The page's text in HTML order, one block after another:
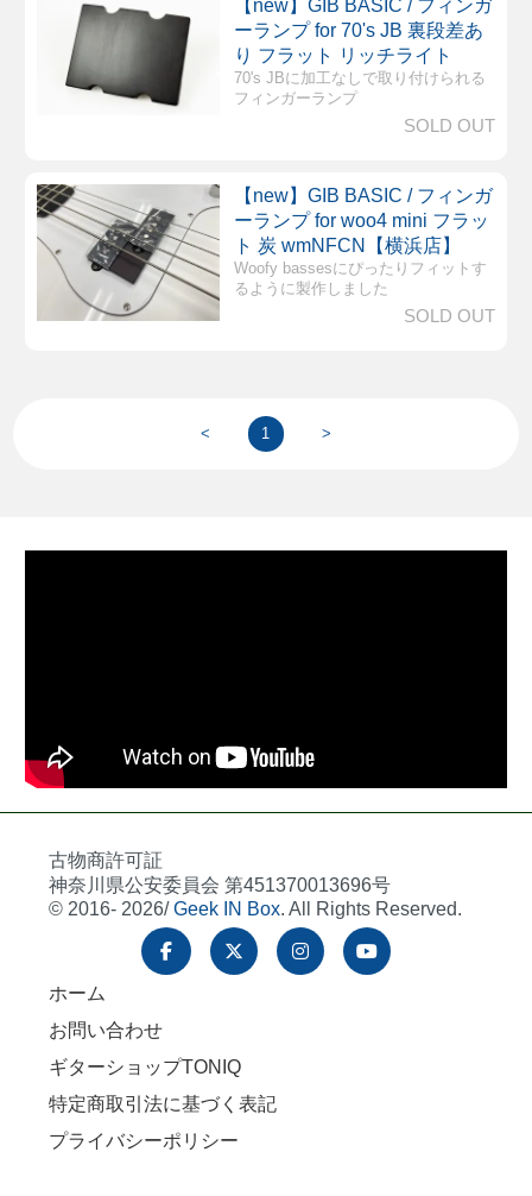
【new】GIB BASIC / フィンガ
ーランプ for 70's JB 裏段差あ
り フラット リッチライト
70's JBに加工なしで取り付けられる
フィンガーランプ
SOLD OUT
【new】GIB BASIC / フィンガ
ーランプ for woo4 mini フラッ
ト 炭 wmNFCN【横浜店】
Woofy bassesにぴったりフィットす
るように製作しました
SOLD OUT
< 1 >
古物商許可証
神奈川県公安委員会 第451370013696号
© 2016- 2026/Geek IN Box. All Rights Reserved.
ホーム
お問い合わせ
ギターショップTONIQ
特定商取引法に基づく表記
プライバシーポリシー